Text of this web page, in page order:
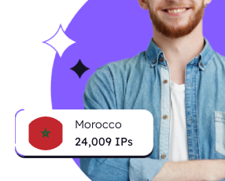
Morocco
24,009 IPs